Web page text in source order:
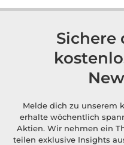
Sichere
Melde dich zu unserem
erhalte wöchentlich
Aktien. Wir nehmen ein
teilen exklusive Insights